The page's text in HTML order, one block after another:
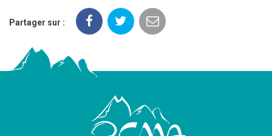
Partager sur :